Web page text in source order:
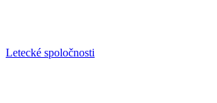
Letecké spoločnosti